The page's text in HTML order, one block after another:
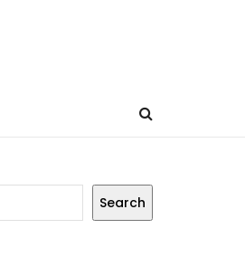
Search